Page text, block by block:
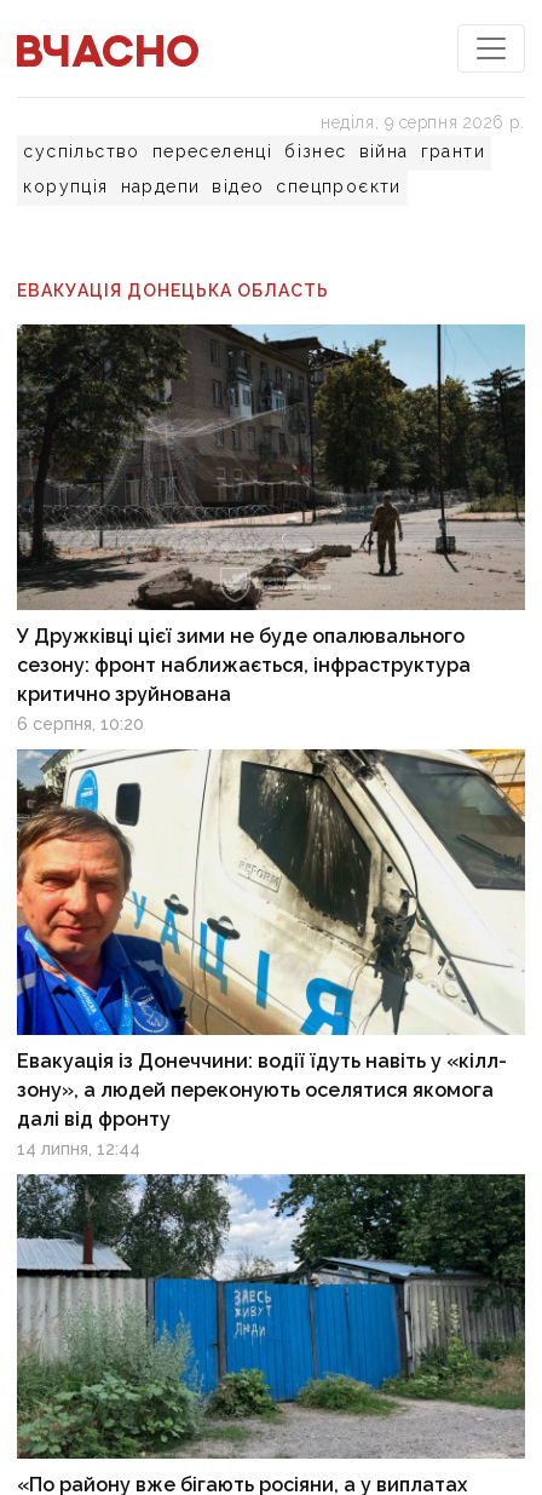
суспільство переселенці бізнес війна
гранти
корупція
нардепи відео спецпроєкти
неділя, 9 серпня 2026 р.
ЕВАКУАЦІЯ ДОНЕЦЬКА ОБЛАСТЬ
У Дружківці цієї зими не буде опалювального
сезону: фронт наближається, інфраструктура
критично зруйнована
6 серпня, 10:20
Евакуація із Донеччини: водії їдуть навіть у «кілл-
зону», а людей переконують оселятися якомога
далі від фронту
14 липня, 12:44
«По району вже бігають росіяни, а у виплатах